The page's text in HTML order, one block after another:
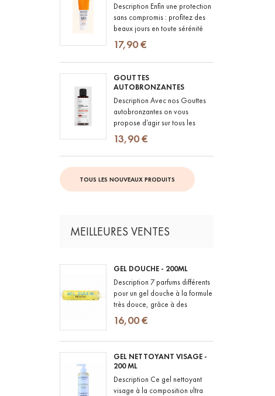
Description Enfin une protection
sans compromis : profitez des
beaux jours en toute sérénité
avec notre crème solaire SPF
50+ au fini totalement...
17,90 €
GOUTTES
AUTOBRONZANTES
Description Avec nos Gouttes
autobronzantes on vous
propose d’agir sur tous les
fronts : ILLUMINER : la peau est
visiblement plus lumineuse et...
13,90 €
TOUS LES NOUVEAUX PRODUITS
MEILLEURES VENTES
GEL DOUCHE - 200ML
Description 7 parfums différents
pour un gel douche à la formule
très douce, grâce à des
ingrédients naturels et BIO et
des parfums 100% d'origine...
16,00 €
GEL NETTOYANT VISAGE -
200 ML
Description Ce gel nettoyant
visage à la composition ultra